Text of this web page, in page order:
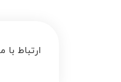
ارتباط با